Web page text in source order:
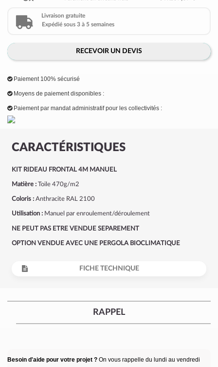
CARACTÉRISTIQUES
KIT RIDEAU FRONTAL 4M MANUEL
Matière : Toile 470g/m2
Coloris : Anthracite RAL 2100
Utilisation : Manuel par enroulement/déroulement
NE PEUT PAS ETRE VENDUE SEPAREMENT
OPTION VENDUE AVEC UNE PERGOLA BIOCLIMATIQUE
FICHE TECHNIQUE
Livraison gratuite
Expédié sous 3 à 5 semaines
RECEVOIR UN DEVIS
Paiement 100% sécurisé
Moyens de paiement disponibles :
Paiement par mandat administratif pour les collectivités :
RAPPEL
Besoin d'aide pour votre projet ? On vous rappelle du lundi au vendredi